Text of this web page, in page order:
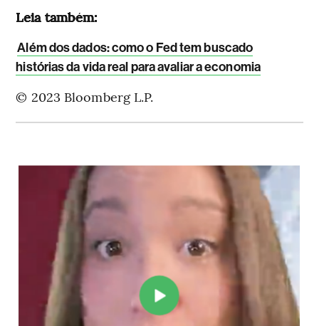
Leia também:
Além dos dados: como o Fed tem buscado
histórias da vida real para avaliar a economia
© 2023 Bloomberg L.P.